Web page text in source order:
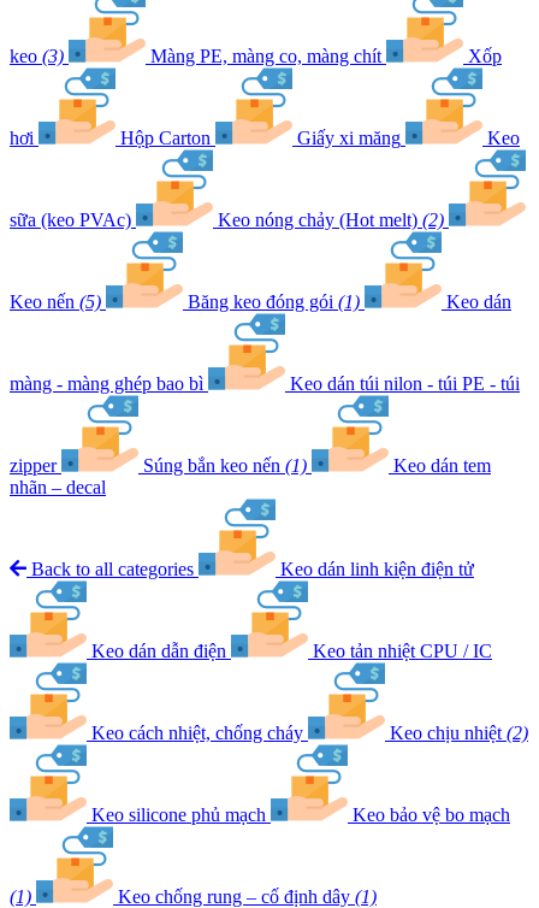
keo (3) Màng PE, màng co, màng chít Xốp
hơi Hộp Carton Giấy xi măng Keo
sữa (keo PVAc) Keo nóng chảy (Hot melt) (2)
Keo nến (5) Băng keo đóng gói (1) Keo dán
màng - màng ghép bao bì Keo dán túi nilon - túi PE - túi
zipper Súng bắn keo nến (1)
Keo dán tem
nhãn – decal
Back to all categories Keo dán linh kiện điện tử
Keo dán dẫn điện Keo tản nhiệt CPU / IC
Keo cách nhiệt, chống cháy Keo chịu nhiệt (2)
Keo silicone phủ mạch Keo bảo vệ bo mạch
(1) Keo chống rung – cố định dây (1)